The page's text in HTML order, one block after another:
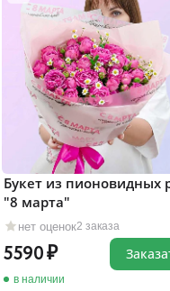
нет оценок2 заказа
Букет из пионовидных
"8 марта"
5590
в наличии